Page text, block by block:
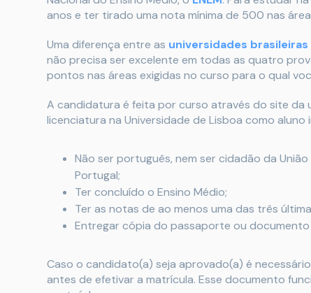
anos e ter tirado uma nota mínima de 500 nas
Uma diferença entre as universidades brasileiras
não precisa ser excelente em todas as quatro
pontos nas áreas exigidas no curso para o qual
A candidatura é feita por curso através do site da
licenciatura na Universidade de Lisboa como aluno
Não ser português, nem ser cidadão da
Portugal;
Ter concluído o Ensino Médio;
Ter as notas de ao menos uma das três
Entregar cópia do passaporte ou
Caso o candidato(a) seja aprovado(a) é
antes de efetivar a matrícula. Esse documento